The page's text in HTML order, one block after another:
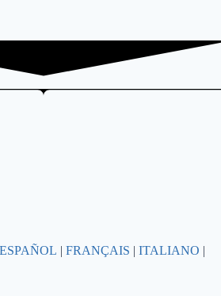
ESPAÑOL | FRANÇAIS | ITALIANO |